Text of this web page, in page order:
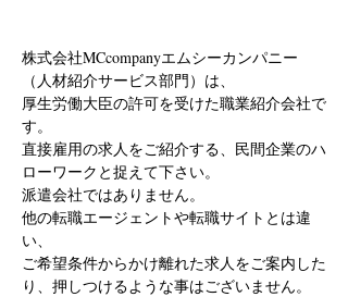
株式会社MCcompanyエムシーカンパニー
（人材紹介サービス部門）は、
厚生労働大臣の許可を受けた職業紹介会社で
す。
直接雇用の求人をご紹介する、民間企業のハ
ローワークと捉えて下さい。
派遣会社ではありません。
他の転職エージェントや転職サイトとは違
い、
ご希望条件からかけ離れた求人をご案内した
り、押しつけるような事はございません。